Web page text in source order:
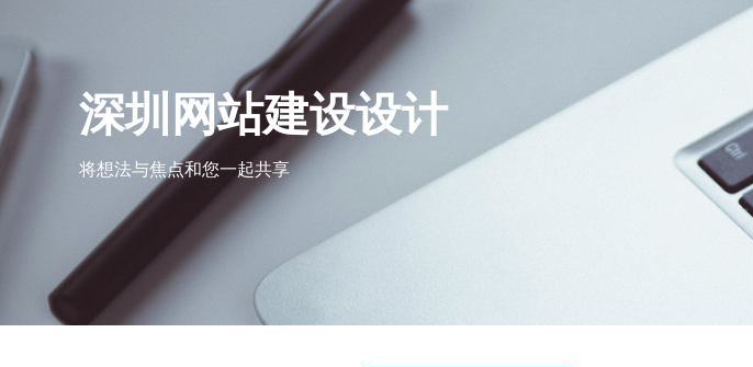
深圳网站建设设计
将想法与焦点和您一起共享